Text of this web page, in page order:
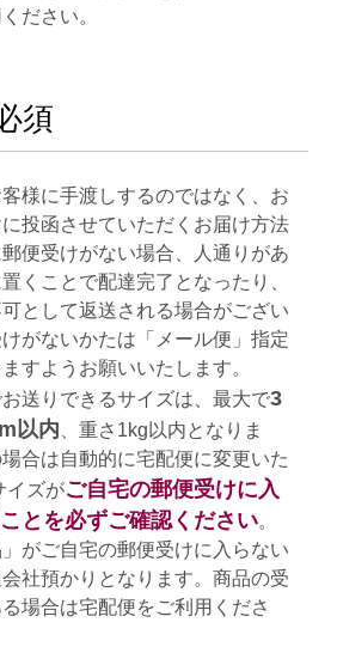
ださい。
須
客様に手渡しするのではなく、お
投函させていただくお届け方法
便受けがない場合、人通りがあ
くことで配達完了となったり、
として返送される場合がござい
がないかたは「メール便」指定
すようお願いいたします。
送りできるサイズは、最大で3
以内、重さ1kg以内となりま
合は自動的に宅配便に変更いた
イズがご自宅の郵便受けに入
とを必ずご確認ください。
」がご自宅の郵便受けに入らない
社預かりとなります。商品の受
場合は宅配便をご利用くださ